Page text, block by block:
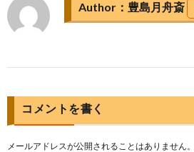
Author：豊島月舟斎
コメントを書く
メールアドレスが公開されることはありません。